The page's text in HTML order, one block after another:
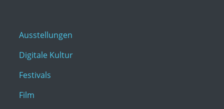
Ausstellungen
Digitale Kultur
Festivals
Film